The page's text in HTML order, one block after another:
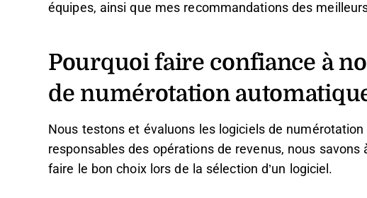
équipes, ainsi que mes recommandations des
Pourquoi faire confiance à
de numérotation
Nous testons et évaluons les logiciels de
responsables des opérations de revenus, nous
faire le bon choix lors de la sélection d’un logiciel.